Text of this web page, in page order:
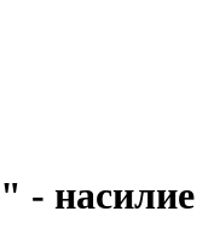
- насилие